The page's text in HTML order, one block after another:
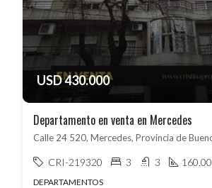
USD 430.000
Departamento en venta en Mercedes
CRI-219320 3 3 160.00
DEPARTAMENTOS